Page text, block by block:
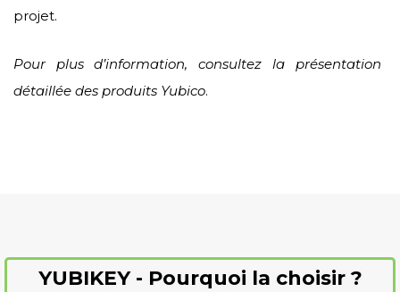
projet.
Pour plus d’information, consultez la présentation
détaillée des produits Yubico.
YUBIKEY - Pourquoi la choisir ?